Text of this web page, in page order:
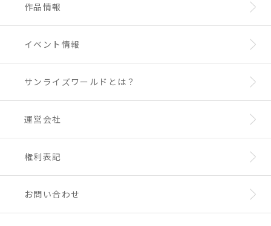
作品情報
イベント情報
サンライズワールドとは？
運営会社
権利表記
お問い合わせ